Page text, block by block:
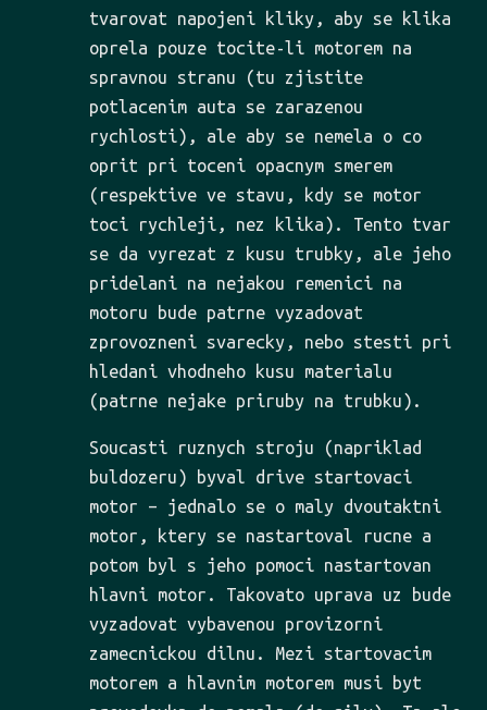
tvarovat napojeni kliky, aby se klika
oprela pouze tocite-li motorem na
spravnou stranu (tu zjistite
potlacenim auta se zarazenou
rychlosti), ale aby se nemela o co
oprit pri toceni opacnym smerem
(respektive ve stavu, kdy se motor
toci rychleji, nez klika). Tento tvar
se da vyrezat z kusu trubky, ale jeho
pridelani na nejakou remenici na
motoru bude patrne vyzadovat
zprovozneni svarecky, nebo stesti pri
hledani vhodneho kusu materialu
(patrne nejake priruby na trubku).
Soucasti ruznych stroju (napriklad
buldozeru) byval drive startovaci
motor – jednalo se o maly dvoutaktni
motor, ktery se nastartoval rucne a
potom byl s jeho pomoci nastartovan
hlavni motor. Takovato uprava uz bude
vyzadovat vybavenou provizorni
zamecnickou dilnu. Mezi startovacim
motorem a hlavnim motorem musi byt